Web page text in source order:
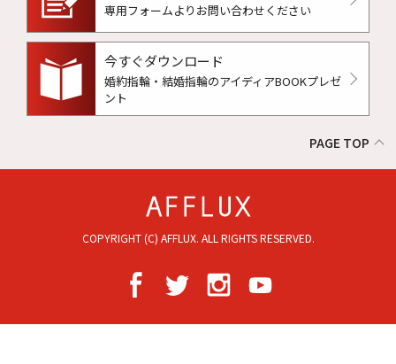
専用フォームよりお問い合わせください
今すぐダウンロード
婚約指輪・結婚指輪のアイディアBOOKプレゼ
ント
PAGE TOP
COPYRIGHT (C) AFFLUX. ALL RIGHTS RESERVED.